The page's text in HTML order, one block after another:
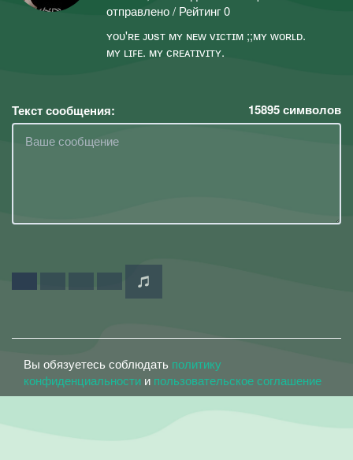
отправлено / Рейтинг 0
ʏᴏᴜ'ʀᴇ ᴊᴜsᴛ ᴍʏ ɴᴇᴡ ᴠɪᴄᴛɪᴍ ;;ᴍʏ ᴡᴏʀʟᴅ.
ᴍʏ ʟɪꜰᴇ. ᴍʏ ᴄʀᴇᴀᴛɪᴠɪᴛʏ.
Текст сообщения: 15895символов
Вы обязуетесь соблюдать политику
конфиденциальности и пользовательское соглашение